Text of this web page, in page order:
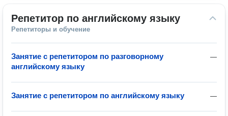
Репетитор по английскому языку
Репетиторы и обучение
—
Занятие с репетитором по разговорному
английскому языку
—
Занятие с репетитором по английскому языку